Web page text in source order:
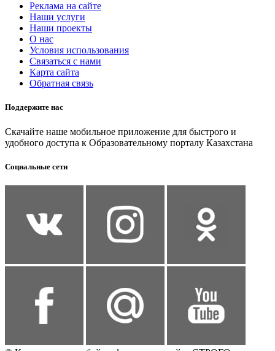
Реклама на сайте
Наши услуги
Наши проекты
О нас
Условия использования
Связаться с нами
Карта сайта
Обратная связь
Поддержите нас
Скачайте наше мобильное приложение для быстрого и
удобного доступа к Образовательному порталу Казахстана
Социальные сети